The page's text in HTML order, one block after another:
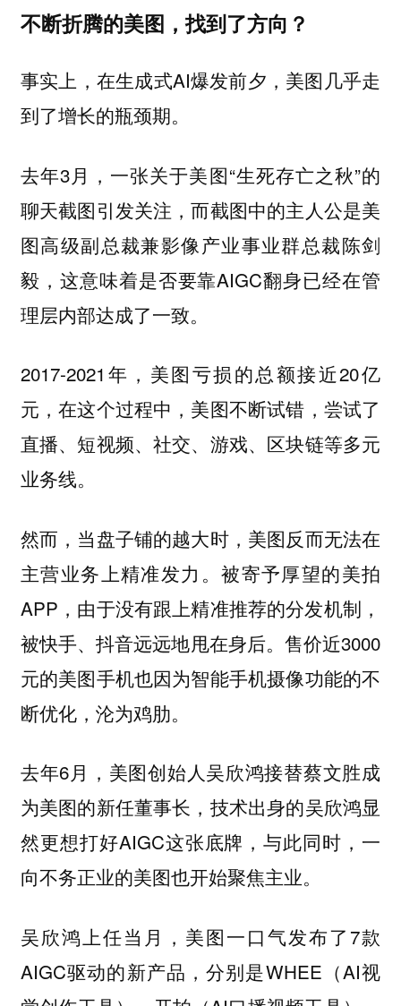
不断折腾的美图，找到了方向？
事实上，在生成式AI爆发前夕，美图几乎走
到了增长的瓶颈期。
去年3月，一张关于美图“生死存亡之秋”的
聊天截图引发关注，而截图中的主人公是美
图高级副总裁兼影像产业事业群总裁陈剑
毅，这意味着是否要靠AIGC翻身已经在管
理层内部达成了一致。
2017-2021年，美图亏损的总额接近20亿
元，在这个过程中，美图不断试错，尝试了
直播、短视频、社交、游戏、区块链等多元
业务线。
然而，当盘子铺的越大时，美图反而无法在
主营业务上精准发力。被寄予厚望的美拍
APP，由于没有跟上精准推荐的分发机制，
被快手、抖音远远地甩在身后。售价近3000
元的美图手机也因为智能手机摄像功能的不
断优化，沦为鸡肋。
去年6月，美图创始人吴欣鸿接替蔡文胜成
为美图的新任董事长，技术出身的吴欣鸿显
然更想打好AIGC这张底牌，与此同时，一
向不务正业的美图也开始聚焦主业。
吴欣鸿上任当月，美图一口气发布了7款
AIGC驱动的新产品，分别是WHEE（AI视